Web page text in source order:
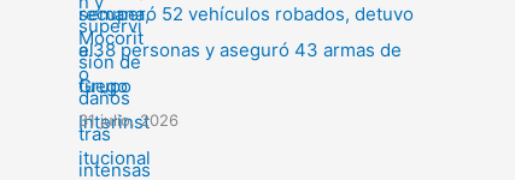
recuperó 52 vehículos robados, detuvo
a 38 personas y aseguró 43 armas de
fuego
31 julio, 2026